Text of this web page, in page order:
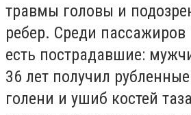
травмы головы и
ребер. Среди пассажиров
есть пострадавшие:
36 лет получил
голени и ушиб костей